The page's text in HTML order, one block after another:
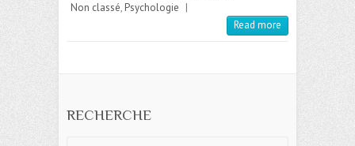
Non classé, Psychologie |
Read more
RECHERCHE